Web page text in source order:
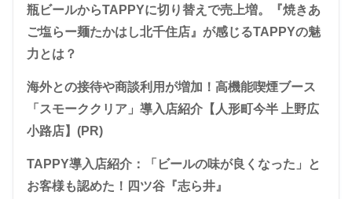
瓶ビールからTAPPYに切り替えで売上増。『焼きあ
ご塩らー麺たかはし北千住店』が感じるTAPPYの魅
力とは？
海外との接待や商談利用が増加！高機能喫煙ブース
「スモーククリア」導入店紹介【人形町今半 上野広
小路店】(PR)
TAPPY導入店紹介：「ビールの味が良くなった」と
お客様も認めた！四ツ谷『志ら井』